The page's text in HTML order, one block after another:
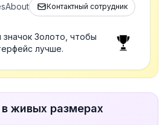
About Контактный сотрудник
Золото, чтобы
лучше.
живых размерах